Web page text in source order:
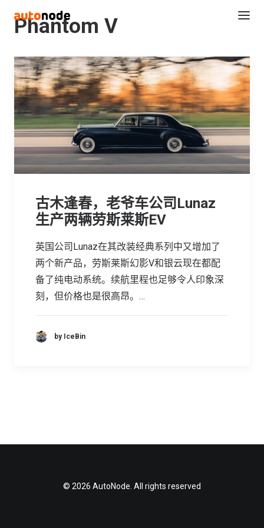
Search
Phantom V
古木逢春，老爷车公司Lunaz
生产两辆劳斯莱斯EV
英国公司Lunaz在其改装经典系列中又增加了
两个新产品，劳斯莱斯幻影V和银云现在都配
备了纯电动系统。续航里程也足够令人印象深
刻，但价格也是很高昂。…
by IceBin
© 2026 AutoNode. All rights reserved